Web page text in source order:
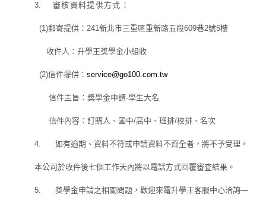
3. 審核資料提供方式：
(1)郵寄提供： 241新北市三重區重新路五段609巷2號5樓
收件人：升學王獎學金小組收
(2)信件提供： service@go100.com.tw
信件主旨：獎學金申請-學生大名
信件內容：訂購人、國中/高中、班排/校排、名次
4. 如有逾期、資料不符或申請資料不齊全者，將不予受理。
本公司於收件後七個工作天內將以電話方式回覆審查結果。
5. 獎學金申請之相關問題，歡迎來電升學王客服中心洽詢—